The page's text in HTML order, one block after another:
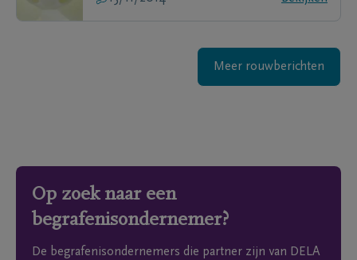
Meer rouwberichten
Op zoek naar een
begrafenisondernemer?
De begrafenisondernemers die partner zijn van DELA